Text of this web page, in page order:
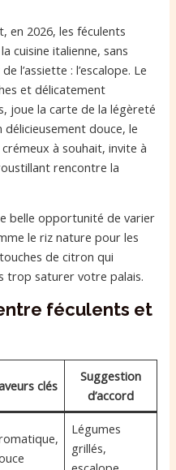
en 2026, les féculents
cuisine italienne, sans
l’assiette : l’escalope. Le
et délicatement
joue la carte de la légèreté
douce, le
à souhait, invite à
rencontre la
belle opportunité de varier
le riz nature pour les
de citron qui
trop saturer votre palais.
féculents et
clés
Suggestion
d’accord
Légumes
grillés,